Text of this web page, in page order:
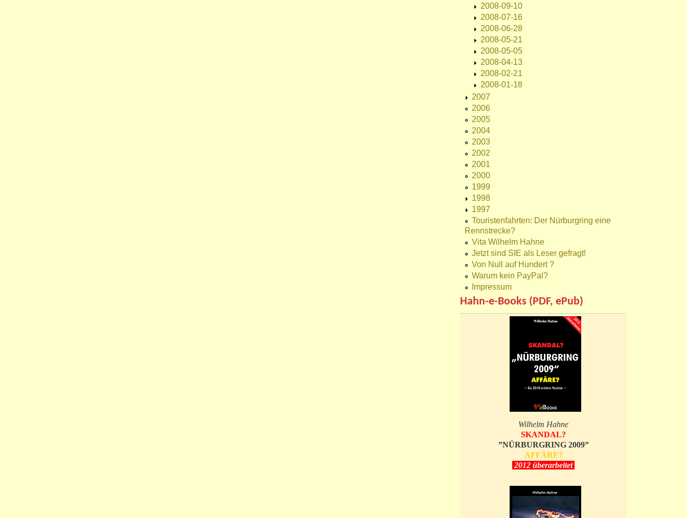
2008-09-10
2008-07-16
2008-06-28
2008-05-21
2008-05-05
2008-04-13
2008-02-21
2008-01-18
2007
2006
2005
2004
2003
2002
2001
2000
1999
1998
1997
Touristenfahrten: Der Nürburgring eine
Rennstrecke?
Vita Wilhelm Hahne
Jetzt sind SIE als Leser gefragt!
Von Null auf Hundert ?
Warum kein PayPal?
Impressum
Hahn-e-Books (PDF, ePub)
Wilhelm Hahne
SKANDAL?
”NÜRBURGRING 2009”
AFFÄRE?
2012 überarbeitet